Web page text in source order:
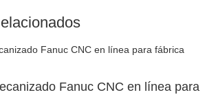
Fanuc CNC en línea para